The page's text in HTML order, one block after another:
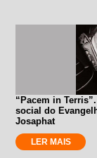
“Pacem in
social do
Josaphat
LER MAIS